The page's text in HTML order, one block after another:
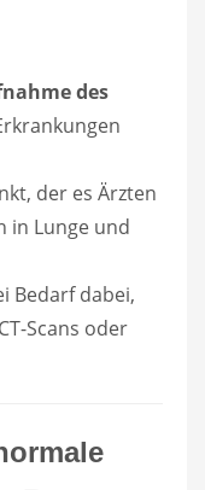
des
der es Ärzten
in Lunge und
Bedarf dabei,
Scans oder